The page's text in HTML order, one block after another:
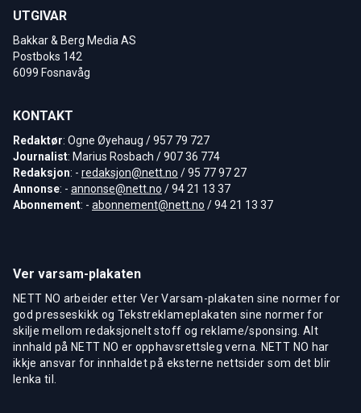
UTGIVAR
Bakkar & Berg Media AS
Postboks 142
6099 Fosnavåg
KONTAKT
Redaktør: Ogne Øyehaug / 957 79 727
Journalist: Marius Rosbach / 907 36 774
Redaksjon: - redaksjon@nett.no / 95 77 97 27
Annonse: - annonse@nett.no / 94 21 13 37
Abonnement: - abonnement@nett.no / 94 21 13 37
Ver varsam-plakaten
NETT NO arbeider etter Ver Varsam-plakaten sine normer for
god presseskikk og Tekstreklameplakaten sine normer for
skilje mellom redaksjonelt stoff og reklame/sponsing. Alt
innhald på NETT NO er opphavsrettsleg verna. NETT NO har
ikkje ansvar for innhaldet på eksterne nettsider som det blir
lenka til.